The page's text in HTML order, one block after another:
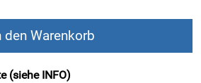
den Warenkorb
(siehe INFO)